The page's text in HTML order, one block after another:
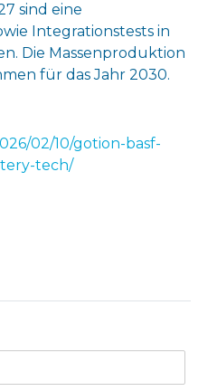
sind eine
Integrationstests in
Die Massenproduktion
für das Jahr 2030.
02/10/gotion-basf-
tech/